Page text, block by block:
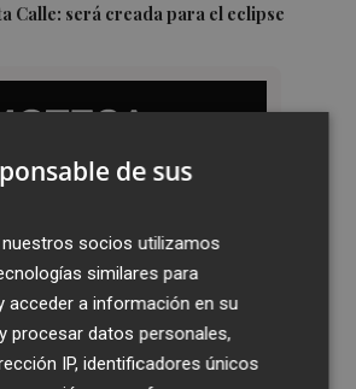
Calle: será creada para el eclipse
de sus
socios utilizamos
similares para
acceder a información en su
procesar datos personales,
IP, identificadores únicos